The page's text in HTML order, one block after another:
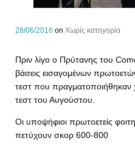
28/06/2016 on Χωρίς κατηγορία
Πριν λίγο ο Πρύτανης του
βάσεις εισαγομένων
τεστ που πραγματοποιήθηκαν
τεστ του Αυγούστου.
Οι υποψήφιοι πρωτοετείς
πετύχουν σκορ 600-800